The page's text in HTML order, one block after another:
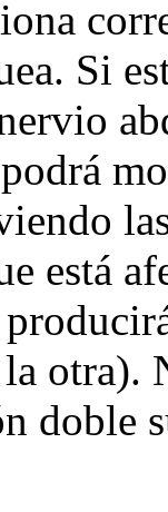
Si
está
otra).
doble